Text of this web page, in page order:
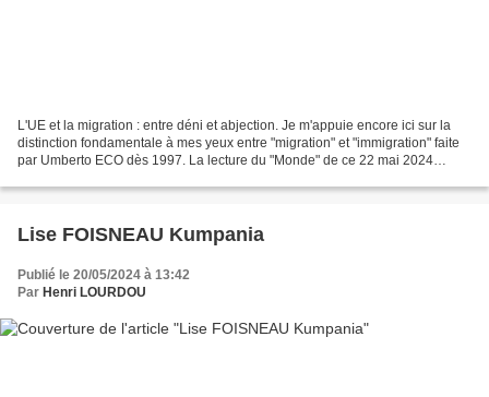
L'UE et la migration : entre déni et abjection. Je m'appuie encore ici sur la
distinction fondamentale à mes yeux entre "migration" et "immigration" faite
par Umberto ECO dès 1997. La lecture du "Monde" de ce 22 mai 2024
Lise FOISNEAU Kumpania
Publié le 20/05/2024 à 13:42
Par Henri LOURDOU